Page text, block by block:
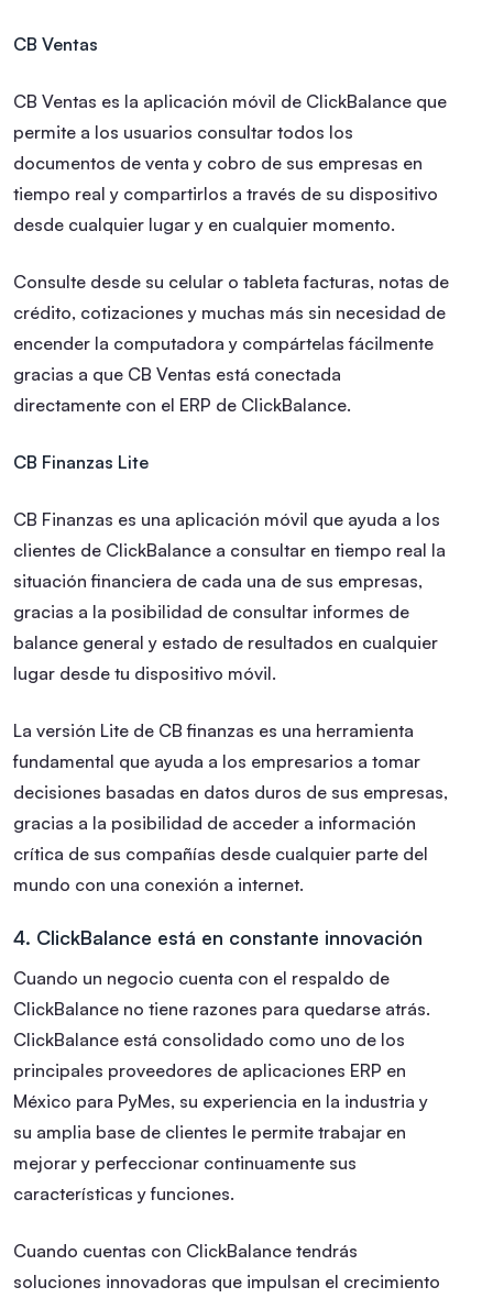
CB Ventas
CB Ventas es la aplicación móvil de ClickBalance que
permite a los usuarios consultar todos los
documentos de venta y cobro de sus empresas en
tiempo real y compartirlos a través de su dispositivo
desde cualquier lugar y en cualquier momento.
Consulte desde su celular o tableta facturas, notas de
crédito, cotizaciones y muchas más sin necesidad de
encender la computadora y compártelas fácilmente
gracias a que CB Ventas está conectada
directamente con el ERP de ClickBalance.
CB Finanzas Lite
CB Finanzas es una aplicación móvil que ayuda a los
clientes de ClickBalance a consultar en tiempo real la
situación financiera de cada una de sus empresas,
gracias a la posibilidad de consultar informes de
balance general y estado de resultados en cualquier
lugar desde tu dispositivo móvil.
La versión Lite de CB finanzas es una herramienta
fundamental que ayuda a los empresarios a tomar
decisiones basadas en datos duros de sus empresas,
gracias a la posibilidad de acceder a información
crítica de sus compañías desde cualquier parte del
mundo con una conexión a internet.
4. ClickBalance está en constante innovación
Cuando un negocio cuenta con el respaldo de
ClickBalance no tiene razones para quedarse atrás.
ClickBalance está consolidado como uno de los
principales proveedores de aplicaciones ERP en
México para PyMes, su experiencia en la industria y
su amplia base de clientes le permite trabajar en
mejorar y perfeccionar continuamente sus
características y funciones.
Cuando cuentas con ClickBalance tendrás
soluciones innovadoras que impulsan el crecimiento